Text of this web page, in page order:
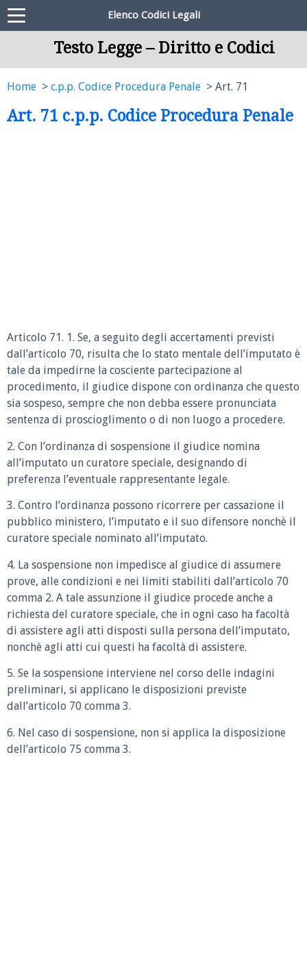
Elenco Codici Legali
Testo Legge – Diritto e Codici
Home c.p.p. Codice Procedura Penale Art. 71
Art. 71 c.p.p. Codice Procedura Penale
Articolo 71. 1. Se, a seguito degli accertamenti previsti
dall’articolo 70, risulta che lo stato mentale dell’imputato è
tale da impedirne la cosciente partecipazione al
procedimento, il giudice dispone con ordinanza che questo
sia sospeso, sempre che non debba essere pronunciata
sentenza di proscioglimento o di non luogo a procedere.
2. Con l’ordinanza di sospensione il giudice nomina
all’imputato un curatore speciale, designando di
preferenza l’eventuale rappresentante legale.
3. Contro l’ordinanza possono ricorrere per cassazione il
pubblico ministero, l’imputato e il suo difensore nonchè il
curatore speciale nominato all’imputato.
4. La sospensione non impedisce al giudice di assumere
prove, alle condizioni e nei limiti stabiliti dall’articolo 70
comma 2. A tale assunzione il giudice procede anche a
richiesta del curatore speciale, che in ogni caso ha facoltà
di assistere agli atti disposti sulla persona dell’imputato,
nonchè agli atti cui questi ha facoltà di assistere.
5. Se la sospensione interviene nel corso delle indagini
preliminari, si applicano le disposizioni previste
dall’articolo 70 comma 3.
6. Nel caso di sospensione, non si applica la disposizione
dell’articolo 75 comma 3.